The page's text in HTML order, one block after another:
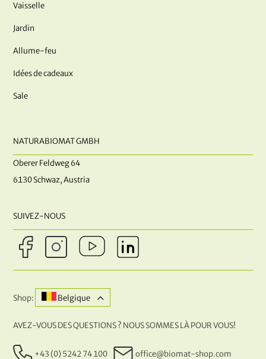
Vaisselle
Jardin
Allume-feu
Idées de cadeaux
Sale
NATURABIOMAT GMBH
Oberer Feldweg 64
6130 Schwaz, Austria
SUIVEZ-NOUS
Shop: Belgique
AVEZ-VOUS DES QUESTIONS ? NOUS SOMMES LÀ POUR VOUS!
+43 (0) 5242 74 100 office@biomat-shop.com